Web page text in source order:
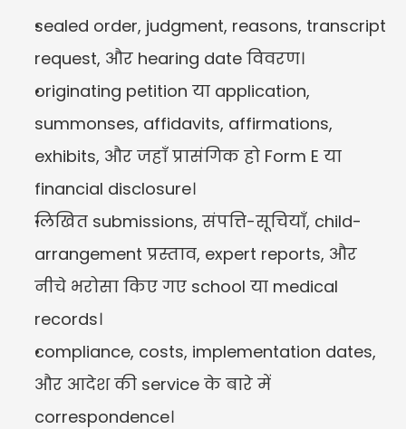
sealed order, judgment, reasons, transcript
request, और hearing date विवरण।
originating petition या application,
summonses, affidavits, affirmations,
exhibits, और जहाँ प्रासंगिक हो Form E या
financial disclosure।
लिखित submissions, संपत्ति-सूचियाँ, child-
arrangement प्रस्ताव, expert reports, और
नीचे भरोसा किए गए school या medical
records।
compliance, costs, implementation dates,
और आदेश की service के बारे में
correspondence।